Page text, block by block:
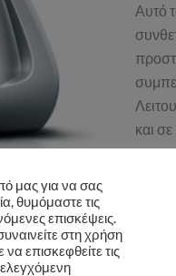
Αυτό
και
μας για να σας
θυμόμαστε τις
επισκέψεις.
στη χρήση
επισκεφθείτε τις